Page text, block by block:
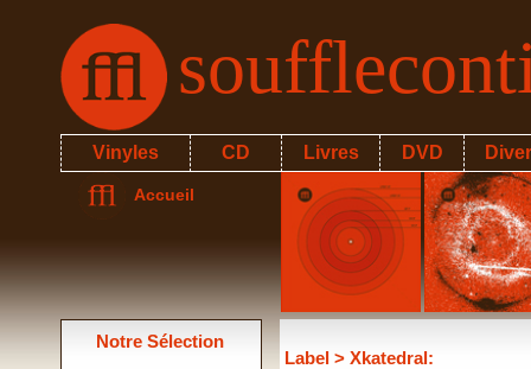
Vinyles CD Livres DVD
Accueil
Notre Sélection
Label > Xkatedral: